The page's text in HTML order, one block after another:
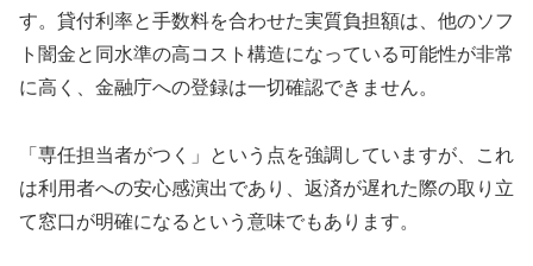
す。貸付利率と手数料を合わせた実質負担額は、他のソフ
ト闇金と同水準の高コスト構造になっている可能性が非常
に高く、金融庁への登録は一切確認できません。
「専任担当者がつく」という点を強調していますが、これ
は利用者への安心感演出であり、返済が遅れた際の取り立
て窓口が明確になるという意味でもあります。